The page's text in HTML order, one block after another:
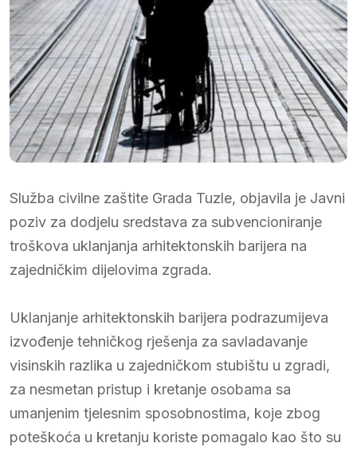
Služba civilne zaštite Grada Tuzle, objavila je Javni
poziv za dodjelu sredstava za subvencioniranje
troškova uklanjanja arhitektonskih barijera na
zajedničkim dijelovima zgrada.
Uklanjanje arhitektonskih barijera podrazumijeva
izvođenje tehničkog rješenja za savladavanje
visinskih razlika u zajedničkom stubištu u zgradi,
za nesmetan pristup i kretanje osobama sa
umanjenim tjelesnim sposobnostima, koje zbog
poteškoća u kretanju koriste pomagalo kao što su